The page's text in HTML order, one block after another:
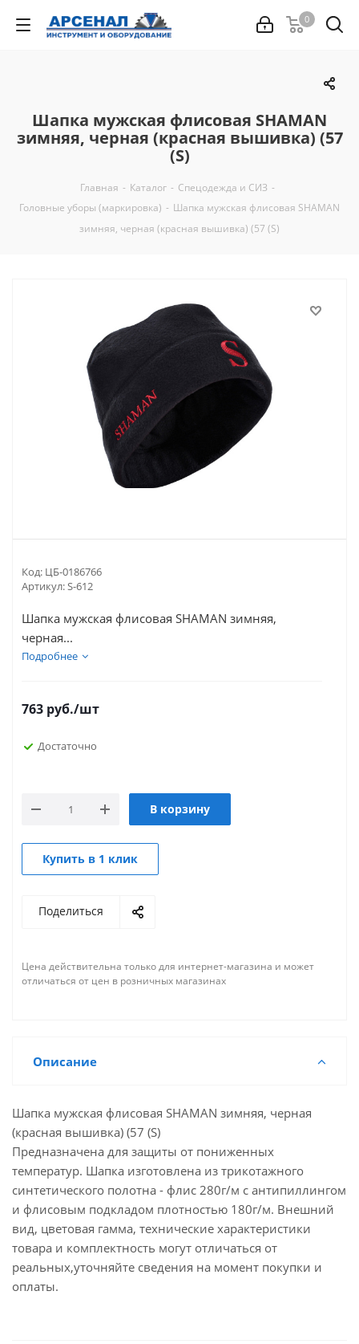
0
Шапка мужская флисовая SHAMAN
зимняя, черная (красная вышивка) (57
(S)
Главная - Каталог - Спецодежда и СИЗ -
Головные уборы (маркировка) - Шапка мужская флисовая SHAMAN
зимняя, черная (красная вышивка) (57 (S)
Код: ЦБ-0186766
Артикул:S-612
Шапка мужская флисовая SHAMAN зимняя,
черная...
Подробнее
763 руб./шт
Достаточно
В корзину
Купить в 1 клик
Поделиться
Цена действительна только для интернет-магазина и может
отличаться от цен в розничных магазинах
Описание
Шапка мужская флисовая SHAMAN зимняя, черная
(красная вышивка) (57 (S)
Предназначена для защиты от пониженных
температур. Шапка изготовлена из трикотажного
синтетического полотна - флис 280г/м с антипиллингом
и флисовым подкладом плотностью 180г/м. Внешний
вид, цветовая гамма, технические характеристики
товара и комплектность могут отличаться от
реальных,уточняйте сведения на момент покупки и
оплаты.